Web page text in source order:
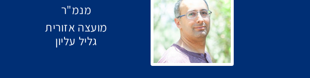
מנמ"ר
מועצה אזורית
גליל עליון